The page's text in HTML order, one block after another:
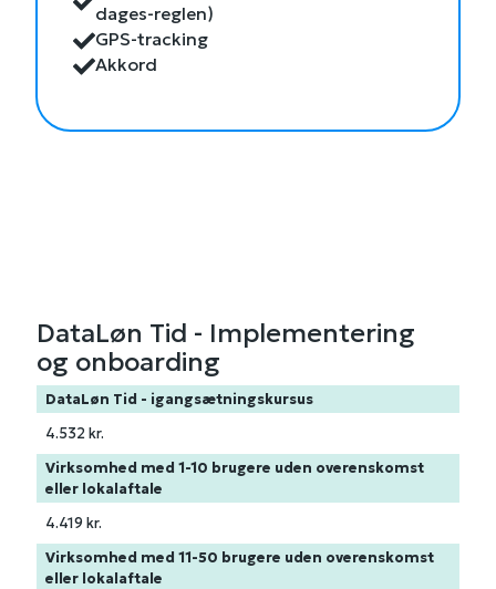
dages-reglen)
GPS-tracking
Akkord
DataLøn Tid - Implementering
og onboarding
DataLøn Tid - igangsætningskursus
4.532 kr.
Virksomhed med 1-10 brugere uden overenskomst
eller lokalaftale
4.419 kr.
Virksomhed med 11-50 brugere uden overenskomst
eller lokalaftale